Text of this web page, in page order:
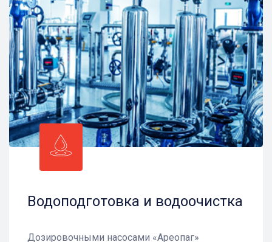
Водоподготовка и водоочистка
Дозировочными насосами «Ареопаг»